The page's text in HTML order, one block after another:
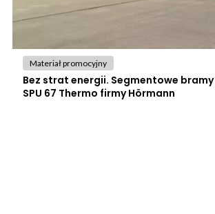
Materiał promocyjny
Bez strat energii. Segmentowe bramy
SPU 67 Thermo firmy Hörmann